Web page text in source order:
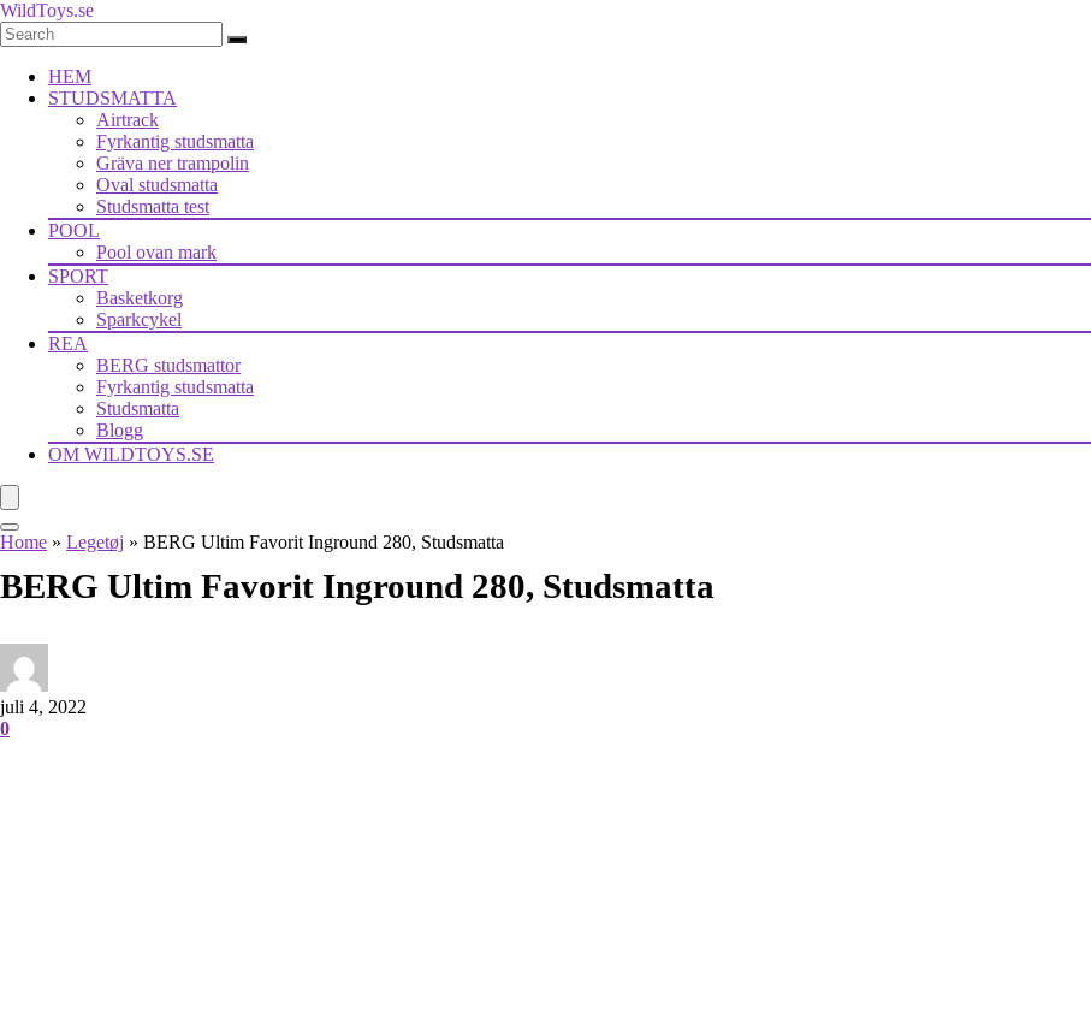
WildToys.se
HEM
STUDSMATTA
Airtrack
Fyrkantig studsmatta
Gräva ner trampolin
Oval studsmatta
Studsmatta test
POOL
Pool ovan mark
SPORT
Basketkorg
Sparkcykel
REA
BERG studsmattor
Fyrkantig studsmatta
Studsmatta
Blogg
OM WILDTOYS.SE
Home » Legetøj » BERG Ultim Favorit Inground 280, Studsmatta
BERG Ultim Favorit Inground 280, Studsmatta
juli 4, 2022
0